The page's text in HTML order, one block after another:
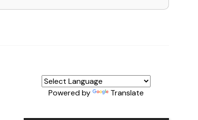
Powered by Translate